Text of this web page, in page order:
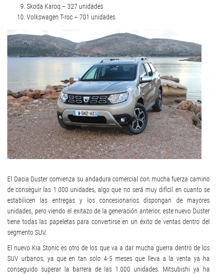
Skoda Karoq – 327 unidades
Volkswagen T-roc – 701 unidades
El Dacia Duster comienza su andadura comercial con mucha fuerza camino
de conseguir las 1.000 unidades, algo que no será muy difícil en cuanto se
estabilicen las entregas y los concesionarios dispongan de mayores
unidades, pero viendo el exitazo de la generación anterior, este nuevo Duster
tiene todas las papeletas para convertirse en un éxito de ventas dentro del
segmento SUV.
El nuevo Kia Stonic es otro de los que va a dar mucha guerra dentro de los
SUV urbanos, ya que en tan solo 4-5 meses que lleva a la venta ya ha
conseguido superar la barrera de las 1.000 unidades. Mitsubishi ya ha